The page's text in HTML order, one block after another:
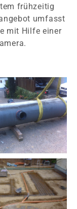
frühzeitig
umfasst
mit Hilfe einer